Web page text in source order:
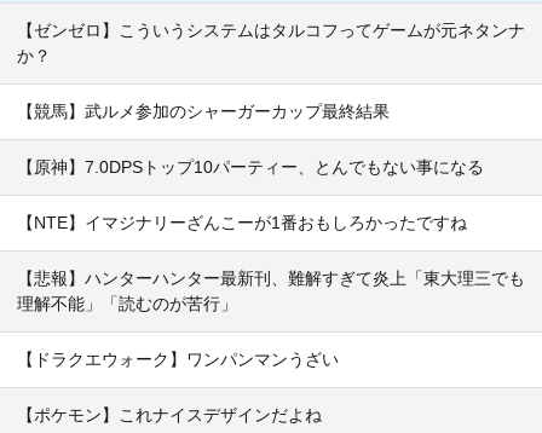
【ゼンゼロ】こういうシステムはタルコフってゲームが元ネタンナ
か？
【競馬】武ルメ参加のシャーガーカップ最終結果
【原神】7.0DPSトップ10パーティー、とんでもない事になる
【NTE】イマジナリーざんこーが1番おもしろかったですね
【悲報】ハンターハンター最新刊、難解すぎて炎上「東大理三でも
理解不能」「読むのが苦行」
【ドラクエウォーク】ワンパンマンうざい
【ポケモン】これナイスデザインだよね